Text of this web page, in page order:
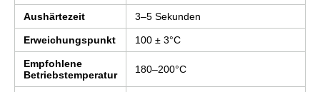
Aushärtezeit 3–5 Sekunden
Erweichungspunkt 100 ± 3°C
Empfohlene
Betriebstemperatur
180–200°C